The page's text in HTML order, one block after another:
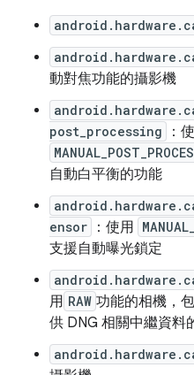
動對焦功能的攝影機
post_processing
：
自動白平衡的功能
ensor
：使用
支援自動曝光鎖定
用 RAW 功能的相機，
供 DNG 相關中繼資料